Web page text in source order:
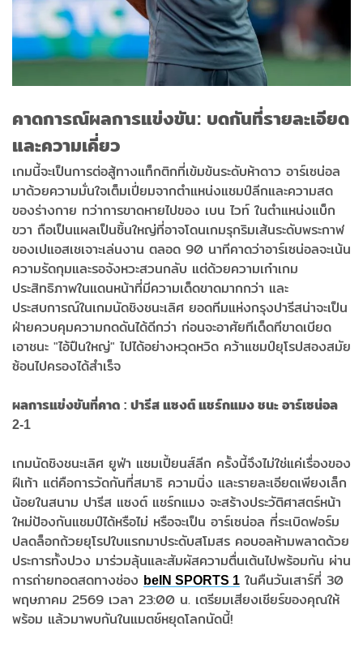
คาดการณ์ผลการแข่งขัน: บดกันที่รายละเอียด
และความเคี่ยว
เกมนี้จะเป็นการต่อสู้ทางแท็กติกที่เข้มข้นระดับห้าดาว อาร์เซน่อล
มาด้วยความมั่นใจเต็มเปี่ยมจากตำแหน่งแชมป์ลีกและความสด
ของร่างกาย ทว่าการขาดหายไปของ เบน ไวท์ ในตำแหน่งแบ็ก
ขวา ถือเป็นแผลเป็นชิ้นใหญ่ที่อาจโดนเกมรุกริมเส้นระดับพระกาฬ
ของเปแอสเชเจาะเล่นงาน ตลอด 90 นาทีคาดว่าอาร์เซน่อลจะเน้น
ความรัดกุมและรอจังหวะสวนกลับ แต่ด้วยความเก๋าเกม
ประสิทธิภาพในแดนหน้าที่มีความเด็ดขาดมากกว่า และ
ประสบการณ์ในเกมนัดชิงชนะเลิศ ยอดทีมแห่งกรุงปารีสน่าจะเป็น
ฝ่ายควบคุมความกดดันได้ดีกว่า ก่อนจะอาศัยทีเด็ดทีขาดเบียด
เอาชนะ "ไอ้ปืนใหญ่" ไปได้อย่างหวุดหวิด คว้าแชมป์ยุโรปสองสมัย
ซ้อนไปครองได้สำเร็จ
ผลการแข่งขันที่คาด : ปารีส แซงต์ แชร์กแมง ชนะ อาร์เซน่อล
2-1
เกมนัดชิงชนะเลิศ ยูฟ่า แชมเปี้ยนส์ลีก ครั้งนี้จึงไม่ใช่แค่เรื่องของ
ฝีเท้า แต่คือการวัดกันที่สมาธิ ความนิ่ง และรายละเอียดเพียงเล็ก
น้อยในสนาม ปารีส แซงต์ แชร์กแมง จะสร้างประวัติศาสตร์หน้า
ใหม่ป้องกันแชมป์ได้หรือไม่ หรือจะเป็น อาร์เซน่อล ที่ระเบิดฟอร์ม
ปลดล็อกถ้วยยุโรปใบแรกมาประดับสโมสร คอบอลห้ามพลาดด้วย
ประการทั้งปวง มาร่วมลุ้นและสัมผัสความตื่นเต้นไปพร้อมกัน ผ่าน
การถ่ายทอดสดทางช่อง beIN SPORTS 1 ในคืนวันเสาร์ที่ 30
พฤษภาคม 2569 เวลา 23:00 น. เตรียมเสียงเชียร์ของคุณให้
พร้อม แล้วมาพบกันในแมตช์หยุดโลกนัดนี้!